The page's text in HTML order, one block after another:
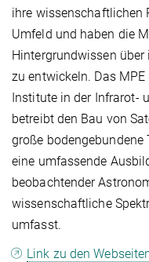
ihre wissenschaftlichen
Umfeld und haben die
Hintergrundwissen
zu entwickeln. Das
Institute in der Infrarot-
betreibt den Bau von
große bodengebundene
eine umfassende
beobachtender
wissenschaftliche
umfasst.
Link zu den